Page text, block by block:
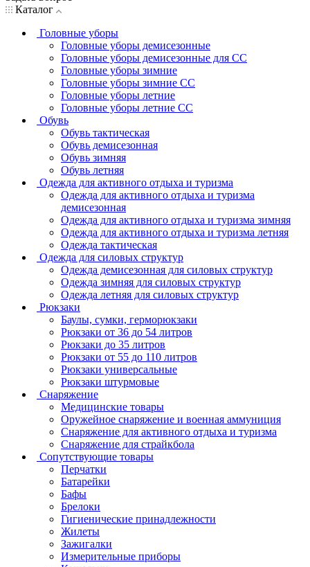
Каталог
Головные уборы
Головные уборы демисезонные
Головные уборы демисезонные для СС
Головные уборы зимние
Головные уборы зимние СС
Головные уборы летние
Головные уборы летние СС
Обувь
Обувь тактическая
Обувь демисезонная
Обувь зимняя
Обувь летняя
Одежда для активного отдыха и туризма
Одежда для активного отдыха и туризма
демисезонная
Одежда для активного отдыха и туризма зимняя
Одежда для активного отдыха и туризма летняя
Одежда тактическая
Одежда для силовых структур
Одежда демисезонная для силовых структур
Одежда зимняя для силовых структур
Одежда летняя для силовых структур
Рюкзаки
Баулы, сумки, герморюкзаки
Рюкзаки от 36 до 54 литров
Рюкзаки до 35 литров
Рюкзаки от 55 до 110 литров
Рюкзаки универсальные
Рюкзаки штурмовые
Снаряжение
Медицинские товары
Оружейное снаряжение и военная аммуниция
Снаряжение для активного отдыха и туризма
Снаряжение для страйкбола
Сопутствующие товары
Перчатки
Батарейки
Бафы
Брелоки
Гигиенические принадлежности
Жилеты
Зажигалки
Измерительные приборы